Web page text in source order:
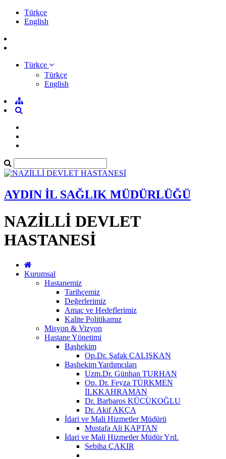
Türkçe
English
Türkçe
Türkçe
English
AYDIN İL SAĞLIK MÜDÜRLÜĞÜ
NAZİLLİ DEVLET
HASTANESİ
Kurumsal
Hastanemiz
Tarihçemiz
Değerlerimiz
Amaç ve Hedeflerimiz
Kalite Politikamız
Misyon & Vizyon
Hastane Yönetimi
Başhekim
Op.Dr. Şafak ÇALIŞKAN
Başhekim Yardımcıları
Uzm.Dr. Günhan TURHAN
Op. Dr. Feyza TÜRKMEN
İLKKAHRAMAN
Dr. Barbaros KÜÇÜKOĞLU
Dr. Akif AKÇA
İdari ve Mali Hizmetler Müdürü
Mustafa Ali KAPTAN
İdari ve Mali Hizmetler Müdür Yrd.
Sebiha ÇAKIR